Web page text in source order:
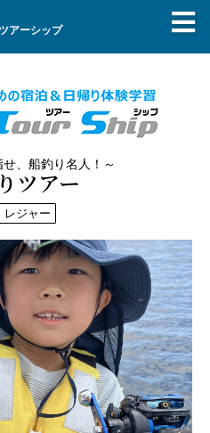
アーシップ
、船釣り名人！～
ツアー
レジャー